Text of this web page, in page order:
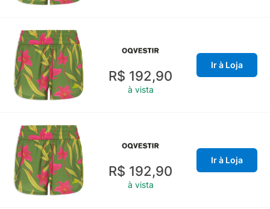
R$ 192,90
à vista
Ir à Loja
R$ 192,90
à vista
Ir à Loja